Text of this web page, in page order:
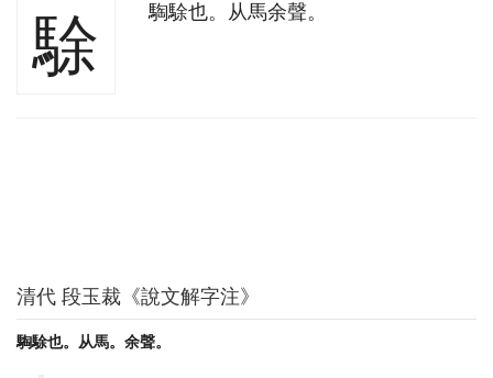
駼 騊駼也。从馬余聲。
清代 段玉裁《說文解字注》
騊駼也。从馬。余聲。